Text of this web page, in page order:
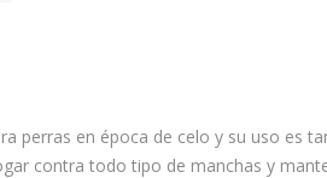
perras en época de celo y su uso es
contra todo tipo de manchas y